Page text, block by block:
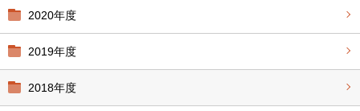
2020年度
2019年度
2018年度